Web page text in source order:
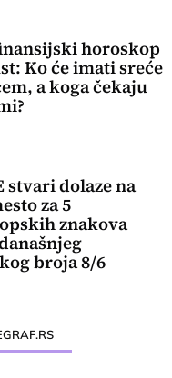
horoskop
Ko će imati sreće
a koga čekaju
stvari dolaze na
za 5
znakova
broja 8/6